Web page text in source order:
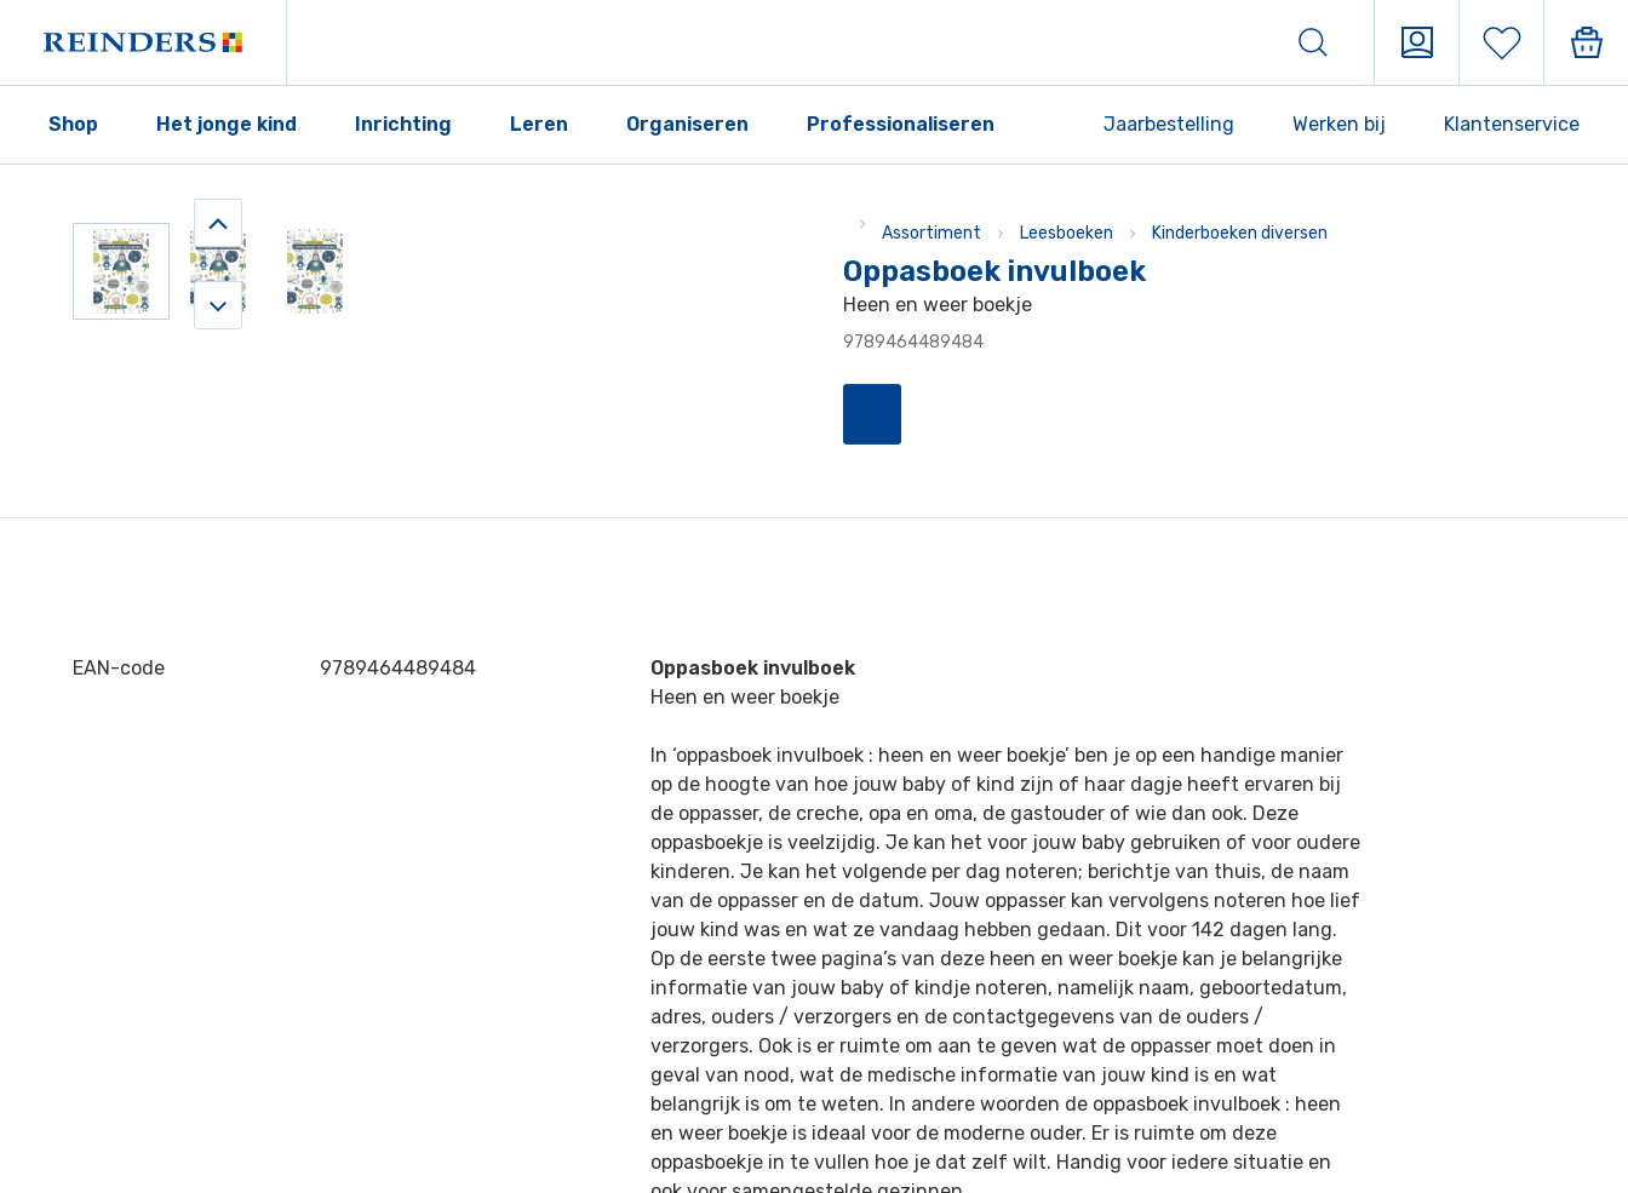
Shop Het jonge kind Inrichting Leren Organiseren Professionaliseren Jaarbestelling Werken bij Klantenservice
Assortiment Leesboeken Kinderboeken diversen
Oppasboek invulboek
Heen en weer boekje
9789464489484
EAN-code 9789464489484
Oppasboek invulboek
Heen en weer boekje
In ‘oppasboek invulboek : heen en weer boekje’ ben je op een handige manier
op de hoogte van hoe jouw baby of kind zijn of haar dagje heeft ervaren bij
de oppasser, de creche, opa en oma, de gastouder of wie dan ook. Deze
oppasboekje is veelzijdig. Je kan het voor jouw baby gebruiken of voor oudere
kinderen. Je kan het volgende per dag noteren; berichtje van thuis, de naam
van de oppasser en de datum. Jouw oppasser kan vervolgens noteren hoe lief
jouw kind was en wat ze vandaag hebben gedaan. Dit voor 142 dagen lang.
Op de eerste twee pagina’s van deze heen en weer boekje kan je belangrijke
informatie van jouw baby of kindje noteren, namelijk naam, geboortedatum,
adres, ouders / verzorgers en de contactgegevens van de ouders /
verzorgers. Ook is er ruimte om aan te geven wat de oppasser moet doen in
geval van nood, wat de medische informatie van jouw kind is en wat
belangrijk is om te weten. In andere woorden de oppasboek invulboek : heen
en weer boekje is ideaal voor de moderne ouder. Er is ruimte om deze
oppasboekje in te vullen hoe je dat zelf wilt. Handig voor iedere situatie en